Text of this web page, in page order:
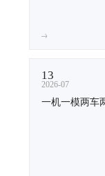
13
2026-07
一机一模两车